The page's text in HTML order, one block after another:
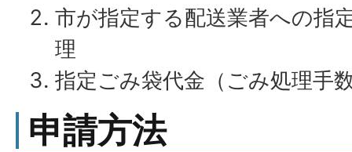
市が指定する配送業者への指
理
指定ごみ袋代金（ごみ処理手
申請方法